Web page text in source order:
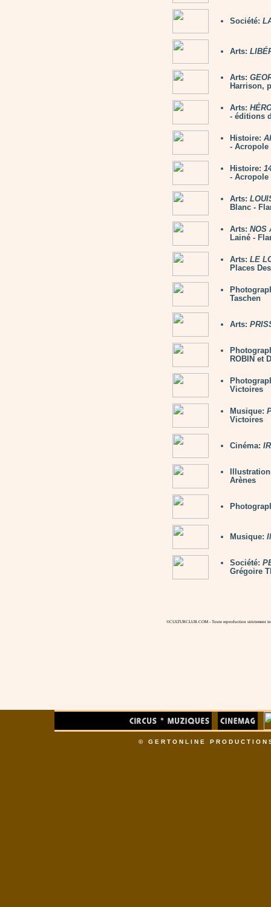
Société:
Arts:
Arts:
Harrison,
Arts:
- éditions
Histoire:
- Acropole
Histoire:
- Acropole
Arts:
Blanc -
Arts: NOS
Lainé -
Arts: LE
Places
Taschen
Arts:
ROBIN et
Victoires
Musique:
Victoires
Cinéma:
Arènes
Musique:
Société:
Grégoire
©CULTURCLUB.COM - Toute reproduction strictement
© GERTONLINE